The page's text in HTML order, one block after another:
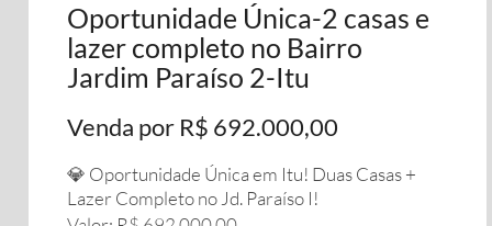
Oportunidade Única-2 casas e
lazer completo no Bairro
Jardim Paraíso 2-Itu
Venda por R$ 692.000,00
💎 Oportunidade Única em Itu! Duas Casas +
Lazer Completo no Jd. Paraíso I!